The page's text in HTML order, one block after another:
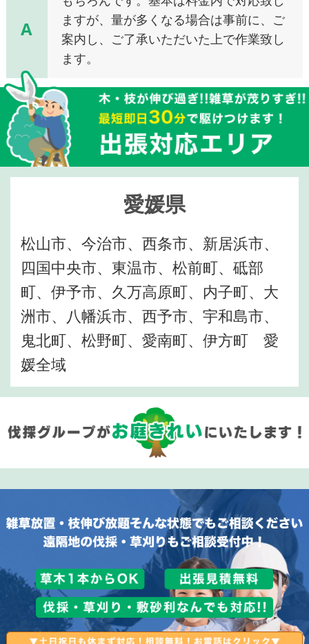
A
ますが、量が多くなる場合は事前に、ご
案内し、ご了承いただいた上で作業致し
ます。
愛媛県
松山市、今治市、西条市、新居浜市、
四国中央市、東温市、松前町、砥部
町、伊予市、久万高原町、内子町、大
洲市、八幡浜市、西予市、宇和島市、
鬼北町、松野町、愛南町、伊方町 愛
媛全域